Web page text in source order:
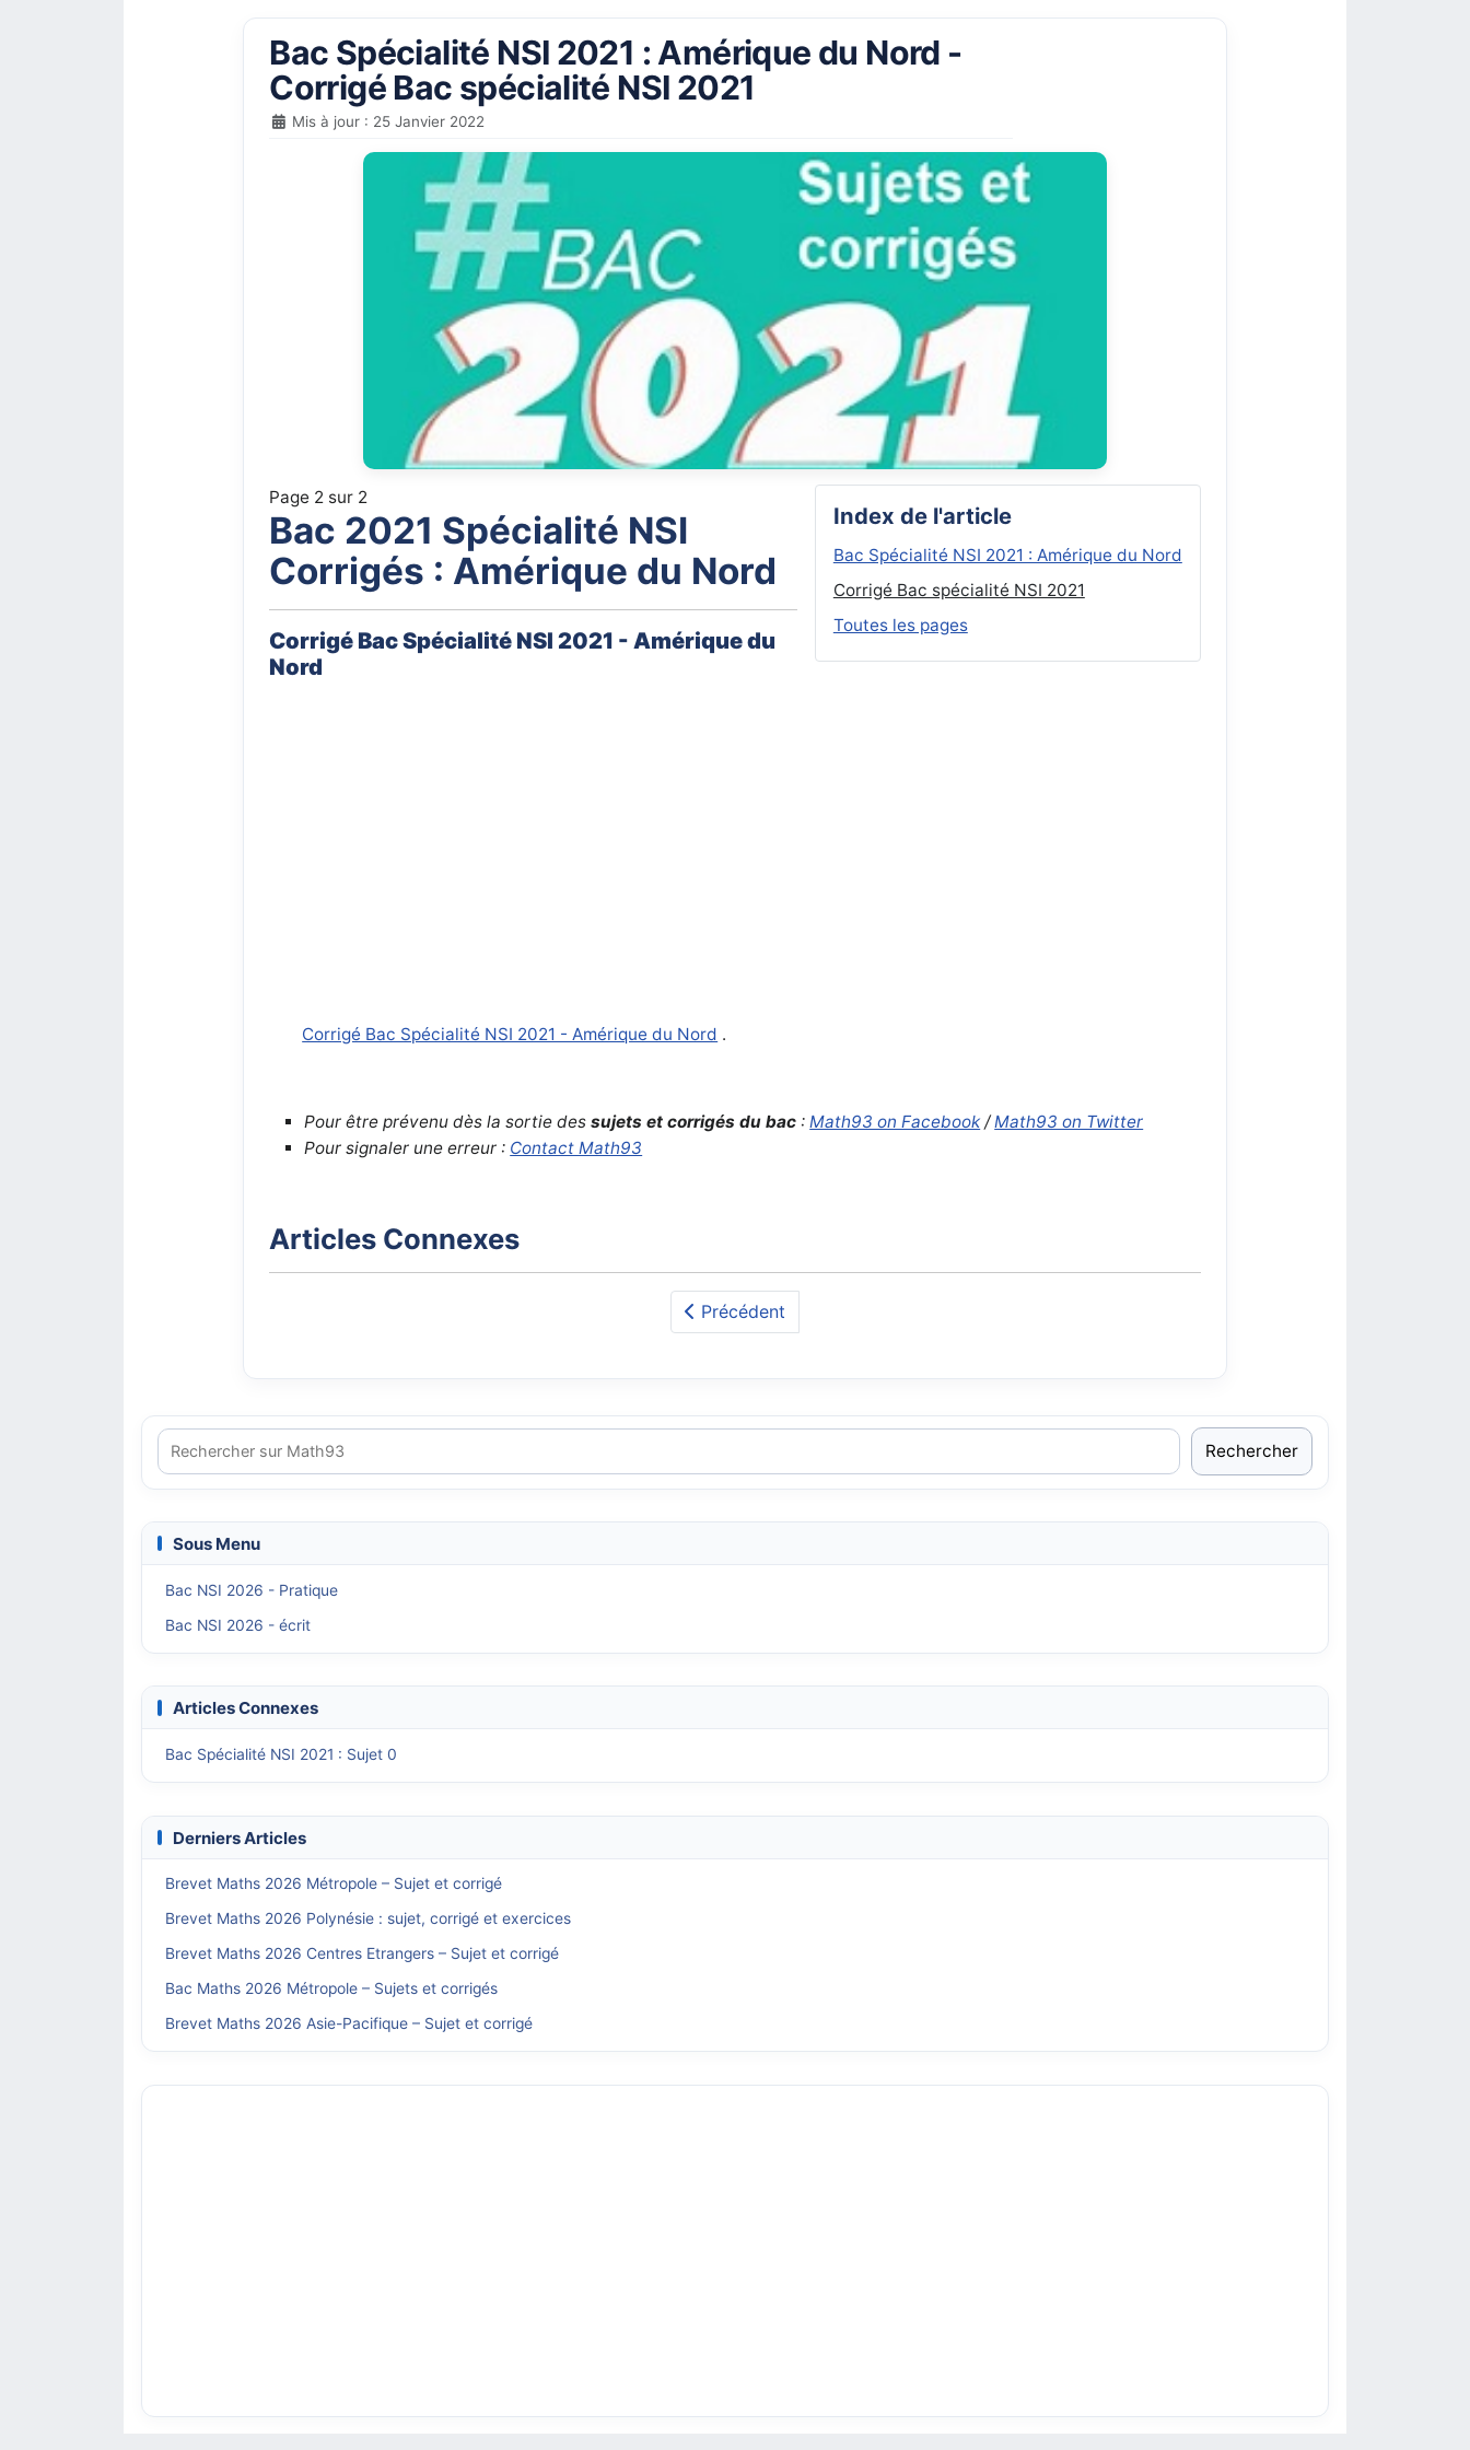
Bac Spécialité NSI 2021 : Amérique du Nord -
Corrigé Bac spécialité NSI 2021
Mis à jour : 25 Janvier 2022
Index de l'article
Bac Spécialité NSI 2021 : Amérique du Nord
Corrigé Bac spécialité NSI 2021
Toutes les pages
Page 2 sur 2
Bac 2021 Spécialité NSI
Corrigés : Amérique du Nord
Corrigé Bac Spécialité NSI 2021 - Amérique du
Nord
Corrigé Bac Spécialité NSI 2021 - Amérique du Nord .
Pour être prévenu dès la sortie dessujets et corrigés du bac :Math93 on Facebook/Math93 on Twitter
Pour signaler une erreur : Contact Math93
Articles Connexes
Précédent
Rechercher
Sous Menu
Bac NSI 2026 - Pratique
Bac NSI 2026 - écrit
Articles Connexes
Bac Spécialité NSI 2021 : Sujet 0
Derniers Articles
Brevet Maths 2026 Métropole – Sujet et corrigé
Brevet Maths 2026 Polynésie : sujet, corrigé et exercices
Brevet Maths 2026 Centres Etrangers – Sujet et corrigé
Bac Maths 2026 Métropole – Sujets et corrigés
Brevet Maths 2026 Asie-Pacifique – Sujet et corrigé